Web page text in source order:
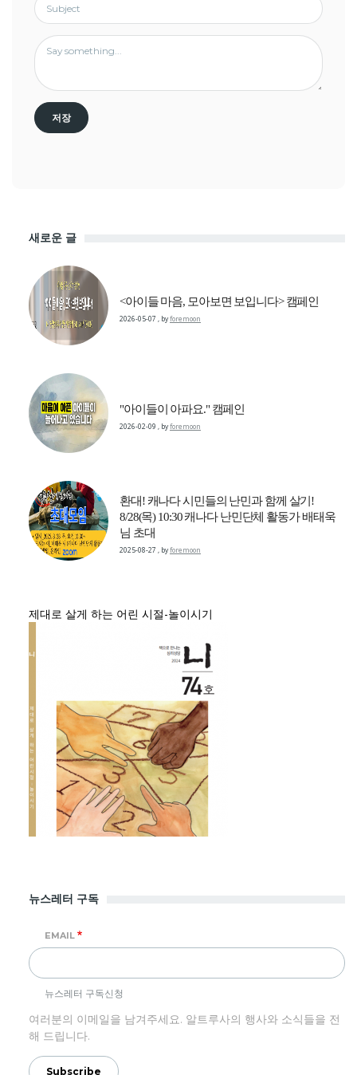
새로운 글
<아이들 마음, 모아보면 보입니다> 캠페인
2026-05-07 , byforemoon
"아이들이 아파요." 캠페인
2026-02-09 , byforemoon
환대! 캐나다 시민들의 난민과 함께 살기!
8/28(목) 10:30 캐나다 난민단체 활동가 배태욱
님 초대
2025-08-27 , byforemoon
제대로 살게 하는 어린 시절-놀이시기
뉴스레터 구독
EMAIL
뉴스레터 구독신청
여러분의 이메일을 남겨주세요. 알트루사의 행사와 소식들을 전
해 드립니다.